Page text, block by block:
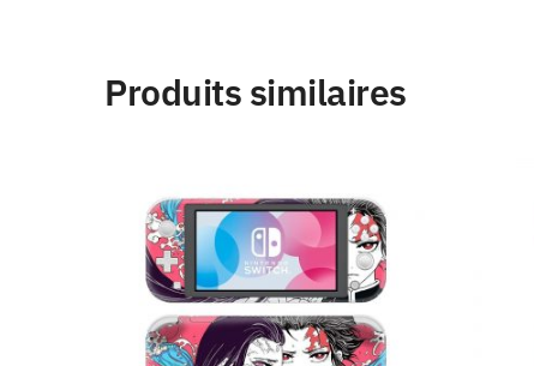
Produits similaires